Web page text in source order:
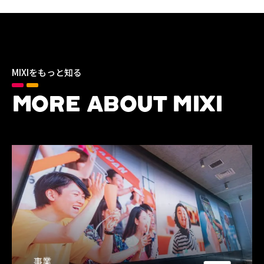
MIXIをもっと知る
MORE ABOUT MIXI
事業